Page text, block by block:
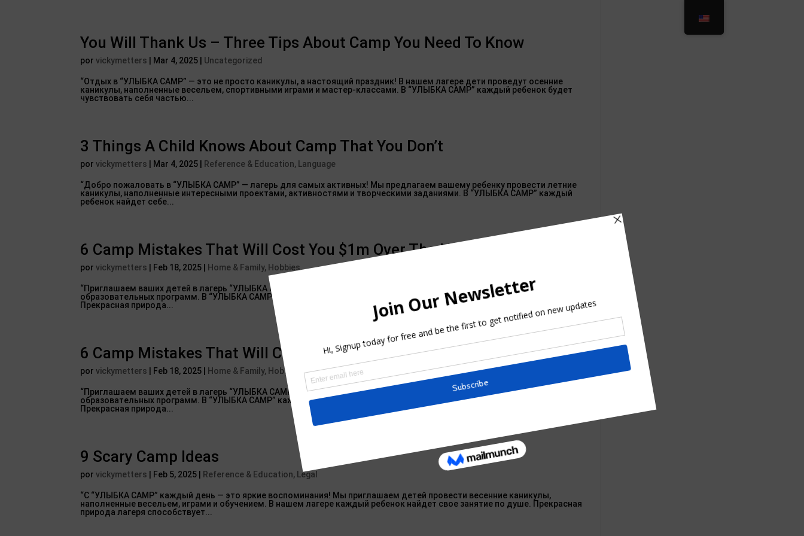
You Will Thank Us – Three Tips About Camp You Need To Know
porvickymetters Mar 4, 2025 Uncategorized
“Отдых в “УЛЫБКА САМР” — это не просто каникулы, а настоящий праздник! В нашем лагере дети проведут осенние
каникулы, наполненные весельем, спортивными играми и мастер-классами. В “УЛЫБКА САМР” каждый ребенок будет
чувствовать себя частью...
3 Things A Child Knows About Camp That You Don’t
porvickymetters Mar 4, 2025 Reference & Education, Language
“Добро пожаловать в “УЛЫБКА САМР” — лагерь для самых активных! Мы предлагаем вашему ребенку провести летние
каникулы, наполненные интересными проектами, активностями и творческими заданиями. В “УЛЫБКА САМР” каждый
ребенок найдет себе...
6 Camp Mistakes That Will Cost You $1m Over The Next Five Years
porvickymetters Feb 18, 2025 Home & Family, Hobbies
“Приглашаем ваших детей в лагерь “УЛЫБКА САМР”! Мы предложим им весенние каникулы, полные интересных конкурсов и
образовательных программ. В “УЛЫБКА САМР” каждый день будет полон радости, творчества и новых впечатлений.
Прекрасная природа...
6 Camp Mistakes That Will Cost You $1m Over The Next Five Years
porvickymetters Feb 18, 2025 Home & Family, Hobbies
“Приглашаем ваших детей в лагерь “УЛЫБКА САМР”! Мы предложим им весенние каникулы, полные интересных конкурсов и
образовательных программ. В “УЛЫБКА САМР” каждый день будет полон радости, творчества и новых впечатлений.
Прекрасная природа...
9 Scary Camp Ideas
porvickymetters Feb 5, 2025 Reference & Education, Legal
“С “УЛЫБКА САМР” каждый день — это яркие воспоминания! Мы приглашаем детей провести весенние каникулы,
наполненные весельем, играми и обучением. В нашем лагере каждый ребенок найдет свое занятие по душе. Прекрасная
природа лагеря способствует...